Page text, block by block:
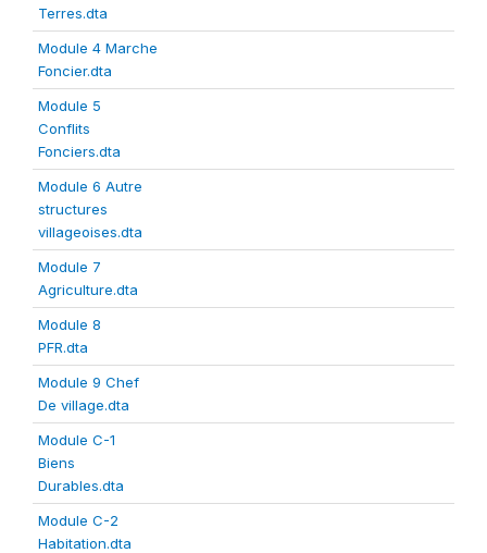
Terres.dta
Module 4 Marche
Foncier.dta
Module 5
Conflits
Fonciers.dta
Module 6 Autre
structures
villageoises.dta
Module 7
Agriculture.dta
Module 8
PFR.dta
Module 9 Chef
De village.dta
Module C-1
Biens
Durables.dta
Module C-2
Habitation.dta